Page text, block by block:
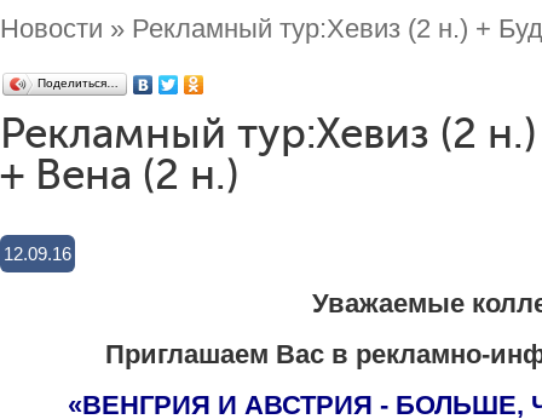
Новости » Рекламный тур:Хевиз (2 н.) +
Поделиться…
Рекламный тур:Хевиз (2
+ Вена (2 н.)
12.09.16
Уважаемые
Приглашаем Вас в рекламно-
«ВЕНГРИЯ И АВСТРИЯ -